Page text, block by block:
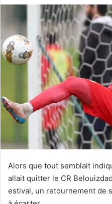
Alors que tout semblait
allait quitter le CR
estival, un retournement de